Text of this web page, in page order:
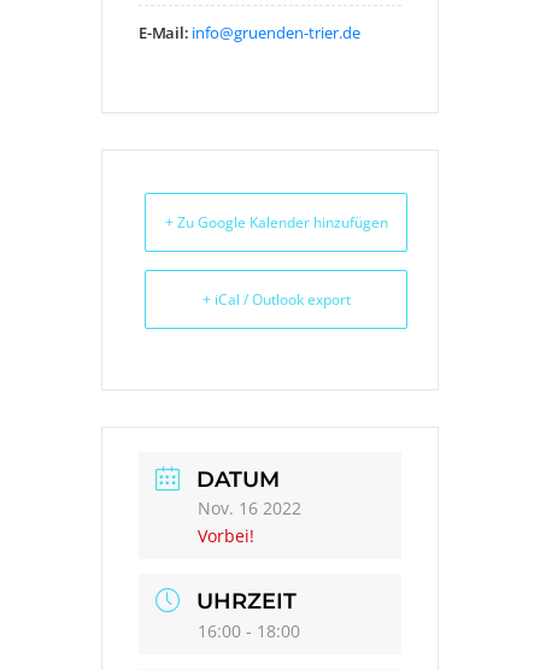
E-Mail: info@gruenden-trier.de
+ Zu Google Kalender hinzufügen
+ iCal / Outlook export
DATUM
Nov. 16 2022
Vorbei!
UHRZEIT
16:00 - 18:00